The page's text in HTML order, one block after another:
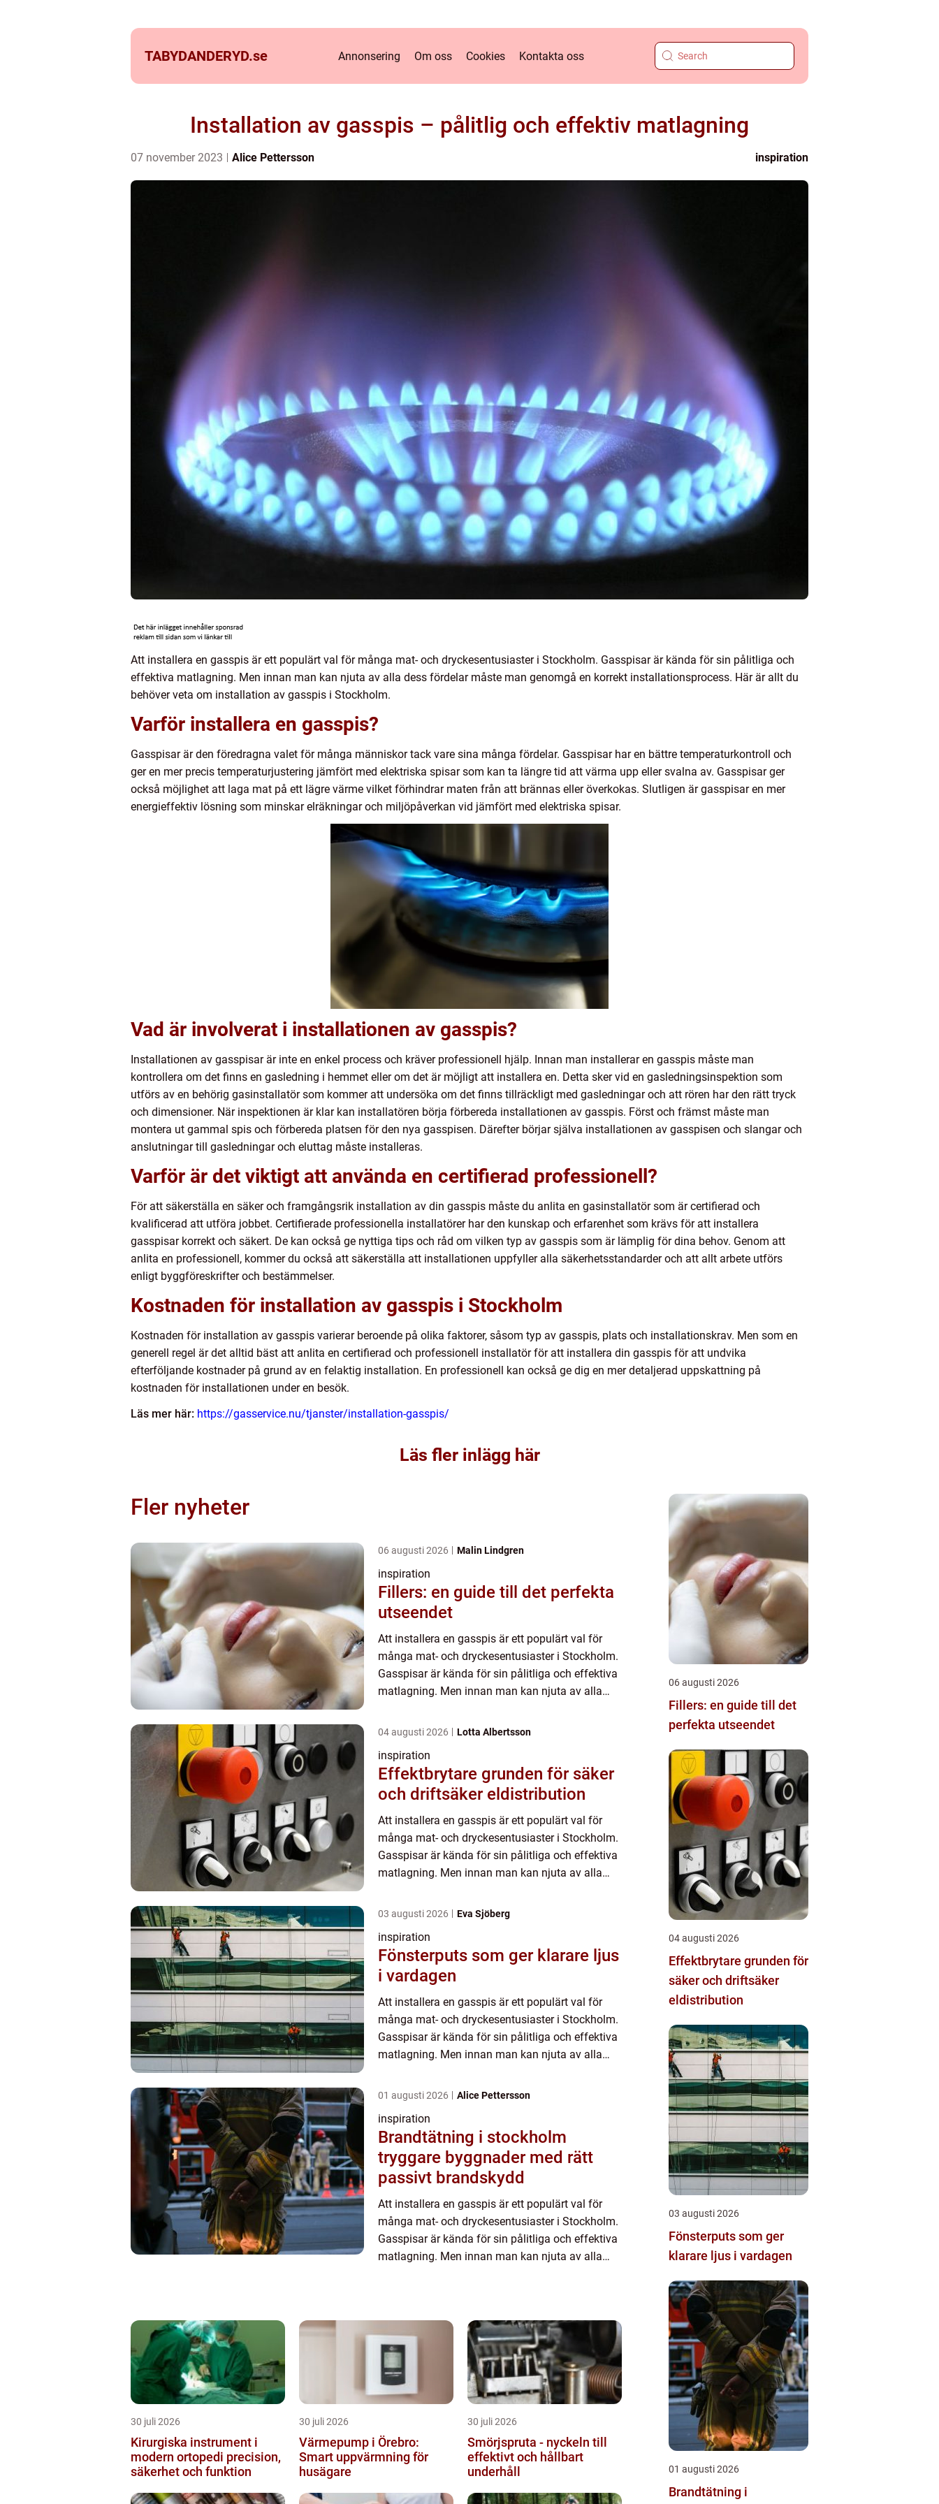
TABYDANDERYD.se Annonsering Om oss Cookies Kontakta oss
Installation av gasspis – pålitlig och effektiv matlagning
07 november 2023 Alice Pettersson inspiration
Att installera en gasspis är ett populärt val för många mat- och dryckesentusiaster i Stockholm. Gasspisar är kända för sin pålitliga och
effektiva matlagning. Men innan man kan njuta av alla dess fördelar måste man genomgå en korrekt installationsprocess. Här är allt du
behöver veta om installation av gasspis i Stockholm.
Varför installera en gasspis?
Gasspisar är den föredragna valet för många människor tack vare sina många fördelar. Gasspisar har en bättre temperaturkontroll och
ger en mer precis temperaturjustering jämfört med elektriska spisar som kan ta längre tid att värma upp eller svalna av. Gasspisar ger
också möjlighet att laga mat på ett lägre värme vilket förhindrar maten från att brännas eller överkokas. Slutligen är gasspisar en mer
energieffektiv lösning som minskar elräkningar och miljöpåverkan vid jämfört med elektriska spisar.
Vad är involverat i installationen av gasspis?
Installationen av gasspisar är inte en enkel process och kräver professionell hjälp. Innan man installerar en gasspis måste man
kontrollera om det finns en gasledning i hemmet eller om det är möjligt att installera en. Detta sker vid en gasledningsinspektion som
utförs av en behörig gasinstallatör som kommer att undersöka om det finns tillräckligt med gasledningar och att rören har den rätt tryck
och dimensioner. När inspektionen är klar kan installatören börja förbereda installationen av gasspis. Först och främst måste man
montera ut gammal spis och förbereda platsen för den nya gasspisen. Därefter börjar själva installationen av gasspisen och slangar och
anslutningar till gasledningar och eluttag måste installeras.
Varför är det viktigt att använda en certifierad professionell?
För att säkerställa en säker och framgångsrik installation av din gasspis måste du anlita en gasinstallatör som är certifierad och
kvalificerad att utföra jobbet. Certifierade professionella installatörer har den kunskap och erfarenhet som krävs för att installera
gasspisar korrekt och säkert. De kan också ge nyttiga tips och råd om vilken typ av gasspis som är lämplig för dina behov. Genom att
anlita en professionell, kommer du också att säkerställa att installationen uppfyller alla säkerhetsstandarder och att allt arbete utförs
enligt byggföreskrifter och bestämmelser.
Kostnaden för installation av gasspis i Stockholm
Kostnaden för installation av gasspis varierar beroende på olika faktorer, såsom typ av gasspis, plats och installationskrav. Men som en
generell regel är det alltid bäst att anlita en certifierad och professionell installatör för att installera din gasspis för att undvika
efterföljande kostnader på grund av en felaktig installation. En professionell kan också ge dig en mer detaljerad uppskattning på
kostnaden för installationen under en besök.
Läs mer här: https://gasservice.nu/tjanster/installation-gasspis/
Läs fler inlägg här
Fler nyheter
06 augusti 2026 Malin Lindgren
inspiration
Fillers: en guide till det perfekta
utseendet
Att installera en gasspis är ett populärt val för
många mat- och dryckesentusiaster i Stockholm.
Gasspisar är kända för sin pålitliga och effektiva
matlagning. Men innan man kan njuta av alla
04 augusti 2026 Lotta Albertsson
inspiration
Effektbrytare grunden för säker
och driftsäker eldistribution
Att installera en gasspis är ett populärt val för
många mat- och dryckesentusiaster i Stockholm.
Gasspisar är kända för sin pålitliga och effektiva
matlagning. Men innan man kan njuta av alla
03 augusti 2026 Eva Sjöberg
inspiration
Fönsterputs som ger klarare ljus
i vardagen
Att installera en gasspis är ett populärt val för
många mat- och dryckesentusiaster i Stockholm.
Gasspisar är kända för sin pålitliga och effektiva
matlagning. Men innan man kan njuta av alla
01 augusti 2026 Alice Pettersson
inspiration
Brandtätning i stockholm
tryggare byggnader med rätt
passivt brandskydd
Att installera en gasspis är ett populärt val för
många mat- och dryckesentusiaster i Stockholm.
Gasspisar är kända för sin pålitliga och effektiva
matlagning. Men innan man kan njuta av alla
30 juli 2026
Kirurgiska instrument i
modern ortopedi precision,
säkerhet och funktion
30 juli 2026
Värmepump i Örebro:
Smart uppvärmning för
husägare
30 juli 2026
Smörjspruta - nyckeln till
effektivt och hållbart
underhåll
06 augusti 2026
Fillers: en guide till det
perfekta utseendet
04 augusti 2026
Effektbrytare grunden för
säker och driftsäker
eldistribution
03 augusti 2026
Fönsterputs som ger
klarare ljus i vardagen
01 augusti 2026
Brandtätning i